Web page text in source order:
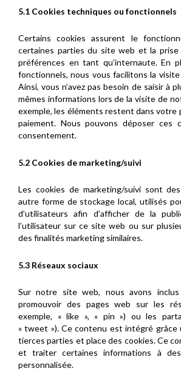
5.1 Cookies techniques ou fonctionnels
Certains cookies assurent le
certaines parties du site web et la
préférences en tant qu’internaute. En
fonctionnels, nous vous facilitons la
Ainsi, vous n’avez pas besoin de saisir à
mêmes informations lors de la visite de
exemple, les éléments restent dans votre
paiement. Nous pouvons déposer ces
consentement.
5.2 Cookies de marketing/suivi
Les cookies de marketing/suivi sont
autre forme de stockage local, utilisés
d’utilisateurs afin d’afficher de la
l’utilisateur sur ce site web ou sur
des finalités marketing similaires.
5.3 Réseaux sociaux
Sur notre site web, nous avons
promouvoir des pages web sur les
exemple, « like », « pin ») ou les
« tweet »). Ce contenu est intégré grâce
tierces parties et place des cookies. Ce
et traiter certaines informations à
personnalisée.